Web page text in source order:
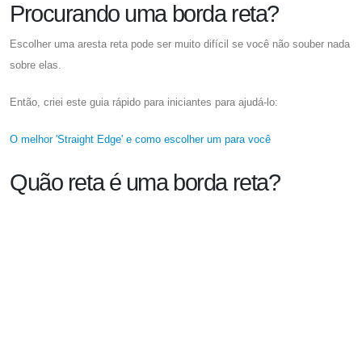
Procurando uma borda reta?
Escolher uma aresta reta pode ser muito difícil se você não souber nada
sobre elas.
Então, criei este guia rápido para iniciantes para ajudá-lo:
O melhor 'Straight Edge' e como escolher um para você
Quão reta é uma borda reta?